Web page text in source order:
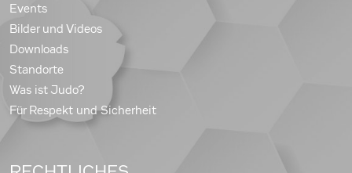
Events
Bilder und Videos
Downloads
Standorte
Was ist Judo?
Für Respekt und Sicherheit